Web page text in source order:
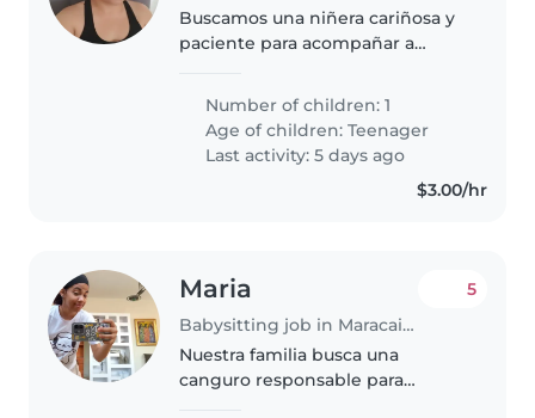
Buscamos una niñera cariñosa y
paciente para acompañar a
curiosidad y su creciente
independencia en esta etapa.
Necesitamos..
Number of children: 1
Age of children:Teenager
Last activity: 5 days ago
$3.00/hr
Maria
Babysitting job in Maracaibo
5
Nuestra familia busca una
canguro responsable para